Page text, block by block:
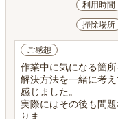
利用時間
掃除場所
ご感想
作業中に気になる箇
解決方法を一緒に考
感じました。
実際にはその後も問
りま...